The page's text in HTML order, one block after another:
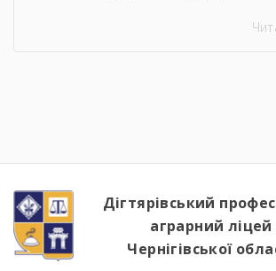
організували та провели для
подій фатальної ночі 1986 року,
наслідки катастрофи для екології
Дігтярівський
аграрний ліцей
Чернігівської